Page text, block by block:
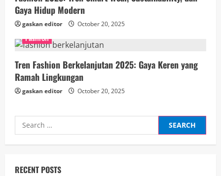
Gaya Hidup Modern
gaskan editor
October 20, 2025
Fashion
Tren Fashion Berkelanjutan 2025: Gaya Keren yang
Ramah Lingkungan
gaskan editor October 20, 2025
Search
for:
RECENT POSTS